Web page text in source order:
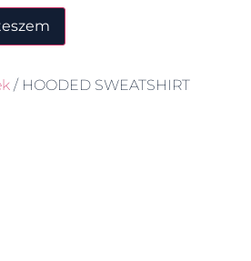
/ HOODED SWEATSHIRT